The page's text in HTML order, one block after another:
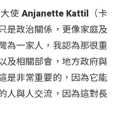
使 Anjanette Kattil（卡
是政治關係，更像家庭及
為一家人，我認為那很重
及相關部會，地方政府與
是非常重要的，因為它能
人與人交流，因為這對長